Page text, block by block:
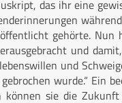
das ihr eine
gehörte. Nun
und
und
wurde.“ Ein
können sie die